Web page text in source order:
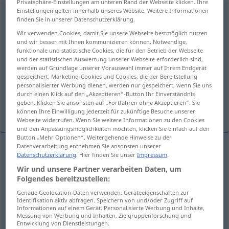
scharf <schärfer;schärfst >
Übersicht aller Übersetzungen
(Für mehr Details die Übersetzung anklicken/antippen)
scherp, pikant, sterk, heftig, streng, fel, snel,
agressief
heet, krachtig
scherp scharfa.
pikant
sterk scharfGetränk
Einstellungen gelten innerhalb unseres Website. Weitere Informationen
finden Sie in unserer Datenschutzerklärung.
Wir verwenden Cookies, damit Sie unsere Webseite bestmöglich nutzen
und wir besser mit Ihnen kommunizieren können. Notwendige,
funktionale und statistische Cookies, die für den Betrieb der Webseite
und der statistischen Auswertung unserer Webseite erforderlich sind,
werden auf Grundlage unserer Vorauswahl immer auf Ihrem Endgerät
gespeichert. Marketing-Cookies und Cookies, die der Bereitstellung
personalisierter Werbung dienen, werden nur gespeichert, wenn Sie uns
durch einen Klick auf den „Akzeptieren“-Button Ihr Einverständnis
geben. Klicken Sie ansonsten auf „Fortfahren ohne Akzeptieren“. Sie
können Ihre Einwilligung jederzeit für zukünftige Besuche unserer
Webseite widerrufen. Wenn Sie weitere Informationen zu den Cookies
und den Anpassungsmöglichkeiten möchten, klicken Sie einfach auf den
Button „Mehr Optionen“. Weitergehende Hinweise zu der
Datenverarbeitung entnehmen Sie ansonsten unserer
Datenschutzerklärung. Hier finden Sie unserImpressum.
Wir und unsere Partner verarbeiten Daten, um
Folgendes bereitzustellen:
Genaue Geolocation-Daten verwenden. Geräteeigenschaften zur
Identifikation aktiv abfragen. Speichern von und/oder Zugriff auf
Informationen auf einem Gerät. Personalisierte Werbung und Inhalte,
Messung von Werbung und Inhalten, Zielgruppenforschung und
Entwicklung von Dienstleistungen.